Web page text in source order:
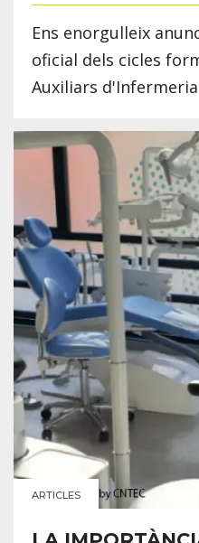
Ens enorgulleix
oficial dels cicles
Auxiliars d'Infermeria
ARTICLES